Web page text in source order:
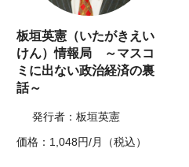
板垣英憲（いたがきえい
けん）情報局 ～マスコ
ミに出ない政治経済の裏
話～
発行者：板垣英憲
価格：1,048円/月（税込）